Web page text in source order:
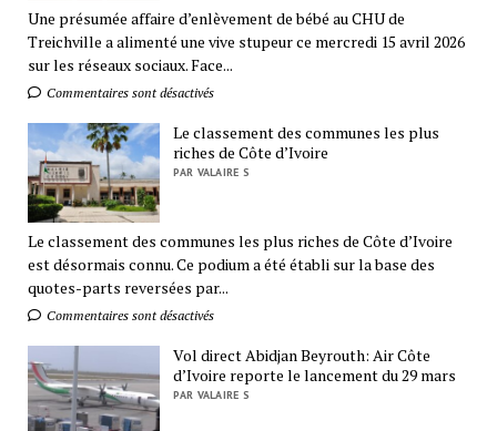
Une présumée affaire d’enlèvement de bébé au CHU de
Treichville a alimenté une vive stupeur ce mercredi 15 avril 2026
sur les réseaux sociaux. Face...
Commentaires sont désactivés
Le classement des communes les plus
riches de Côte d’Ivoire
PAR VALAIRE S
Le classement des communes les plus riches de Côte d’Ivoire
est désormais connu. Ce podium a été établi sur la base des
quotes-parts reversées par...
Commentaires sont désactivés
Vol direct Abidjan Beyrouth: Air Côte
d’Ivoire reporte le lancement du 29 mars
PAR VALAIRE S